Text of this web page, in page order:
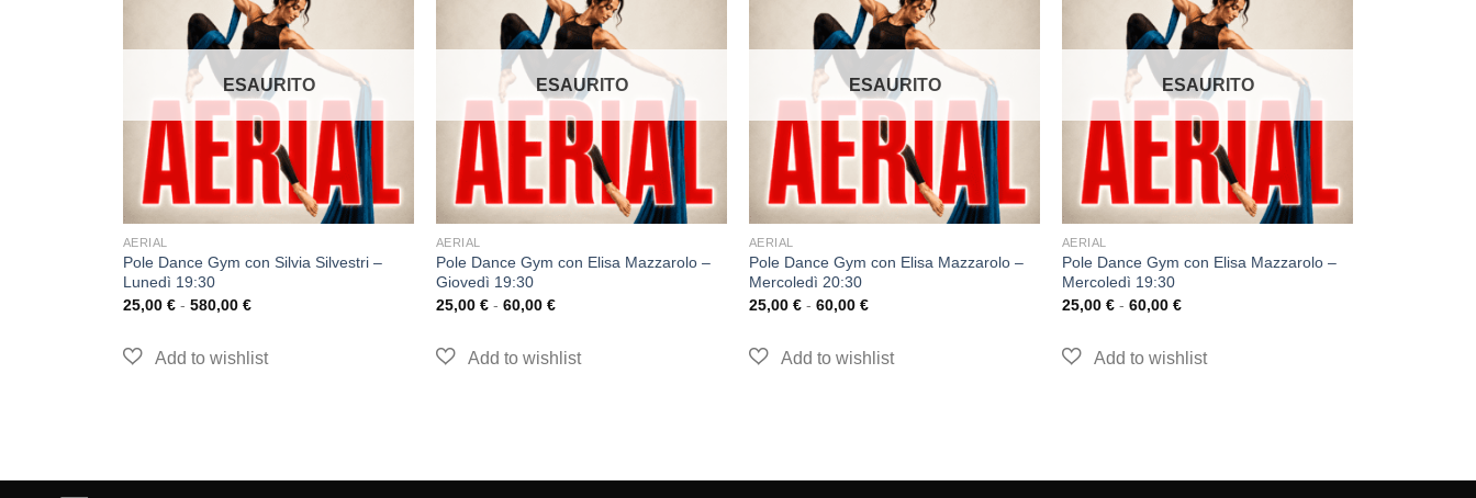
ESAURITO
AERIAL
Pole Dance Gym con Silvia Silvestri –
Lunedì 19:30
25,00 € - 580,00 €
ESAURITO
AERIAL
Pole Dance Gym con Elisa Mazzarolo –
Giovedì 19:30
25,00 € - 60,00 €
ESAURITO
AERIAL
Pole Dance Gym con Elisa Mazzarolo –
Mercoledì 20:30
25,00 € - 60,00 €
ESAURITO
AERIAL
Pole Dance Gym con Elisa Mazzarolo –
Mercoledì 19:30
25,00 € - 60,00 €